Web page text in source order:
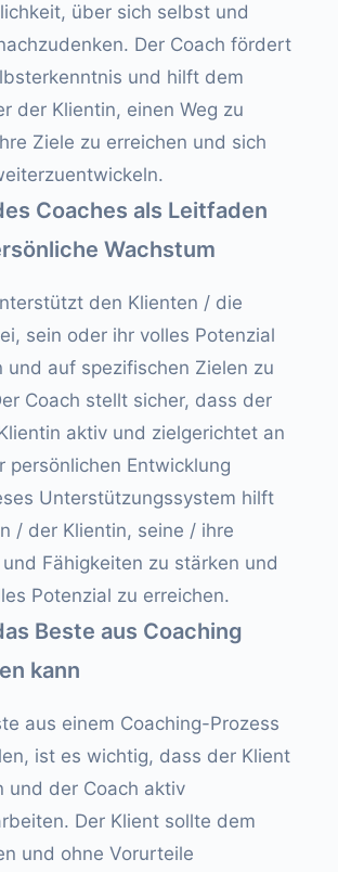
über sich selbst und
Der Coach fördert
und hilft dem
der Klientin, einen Weg zu
Ziele zu erreichen und sich
Coaches als Leitfaden
Wachstum
den Klienten / die
sein oder ihr volles Potenzial
und auf spezifischen Zielen zu
Coach stellt sicher, dass der
aktiv und zielgerichtet an
persönlichen Entwicklung
Unterstützungssystem hilft
/ der Klientin, seine / ihre
Fähigkeiten zu stärken und
Potenzial zu erreichen.
Beste aus Coaching
kann
aus einem Coaching-Prozess
ist es wichtig, dass der Klient
und der Coach aktiv
Der Klient sollte dem
und ohne Vorurteile